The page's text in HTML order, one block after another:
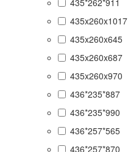
435x260x1017
435x260x645
435x260x687
435x260x970
436*235*887
436*235*990
436*257*565
436*257*870